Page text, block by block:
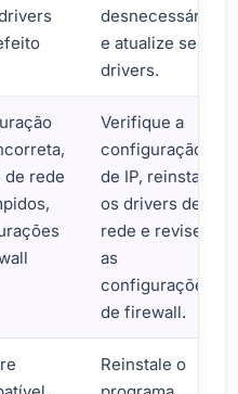
desnecessários
e atualize seus
drivers.
de rede
Verifique a
configuração
de IP, reinstale
os drivers de
rede e revise
as
configurações
de firewall.
Reinstale o